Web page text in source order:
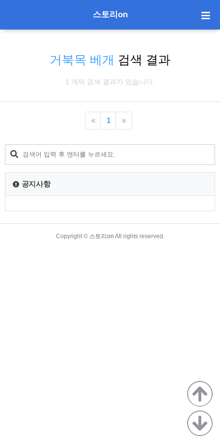
스토리on
거북목 베개 검색 결과
1 개의 검색 결과가 있습니다.
« 1 »
공지사항
Copyright © 스토리on All rights reserved.
TistoryWhaleSkin3.4